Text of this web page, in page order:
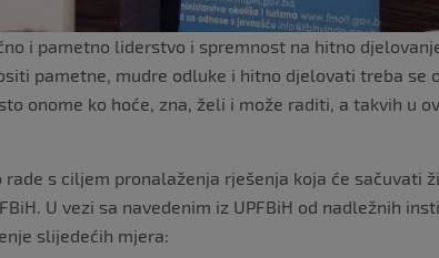
i pametno liderstvo i spremnost na hitno
pametne, mudre odluke i hitno djelovati treba se
onome ko hoće, zna, želi i može raditi, a takvih u
rade s ciljem pronalaženja rješenja koja će sačuvati
U vezi sa navedenim iz UPFBiH od nadležnih
slijedećih mjera: